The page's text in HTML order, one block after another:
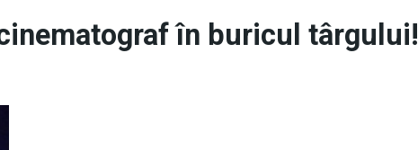
în buricul târgului!